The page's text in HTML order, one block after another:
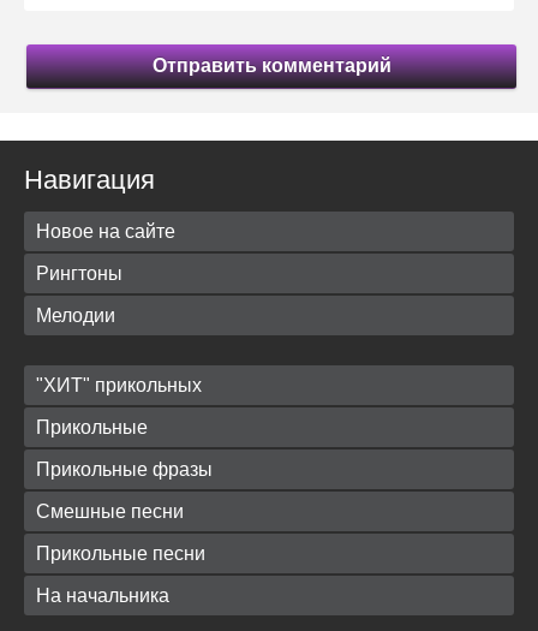
Отправить комментарий
Навигация
Новое на сайте
Рингтоны
Мелодии
"ХИТ" прикольных
Прикольные
Прикольные фразы
Смешные песни
Прикольные песни
На начальника